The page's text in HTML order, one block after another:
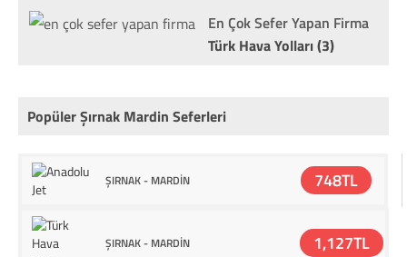
En Çok Sefer Yapan Firma
Türk Hava Yolları (3)
Popüler Şırnak Mardin Seferleri
ŞIRNAK - MARDİN 748TL
ŞIRNAK - MARDİN 1,127TL